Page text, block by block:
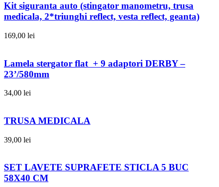
Kit siguranta auto (stingator manometru, trusa
medicala, 2*triunghi reflect, vesta reflect, geanta)
169,00 lei
Lamela stergator flat + 9 adaptori DERBY –
23’/580mm
34,00 lei
TRUSA MEDICALA
39,00 lei
SET LAVETE SUPRAFETE STICLA 5 BUC
58X40 CM